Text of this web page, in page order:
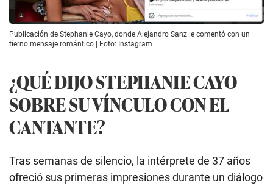
Publicación de Stephanie Cayo, donde Alejandro Sanz le comentó con un
tierno mensaje romántico | Foto: Instagram
¿QUÉ DIJO STEPHANIE CAYO
SOBRE SU VÍNCULO CON EL
CANTANTE?
Tras semanas de silencio, la intérprete de 37 años
ofreció sus primeras impresiones durante un diálogo